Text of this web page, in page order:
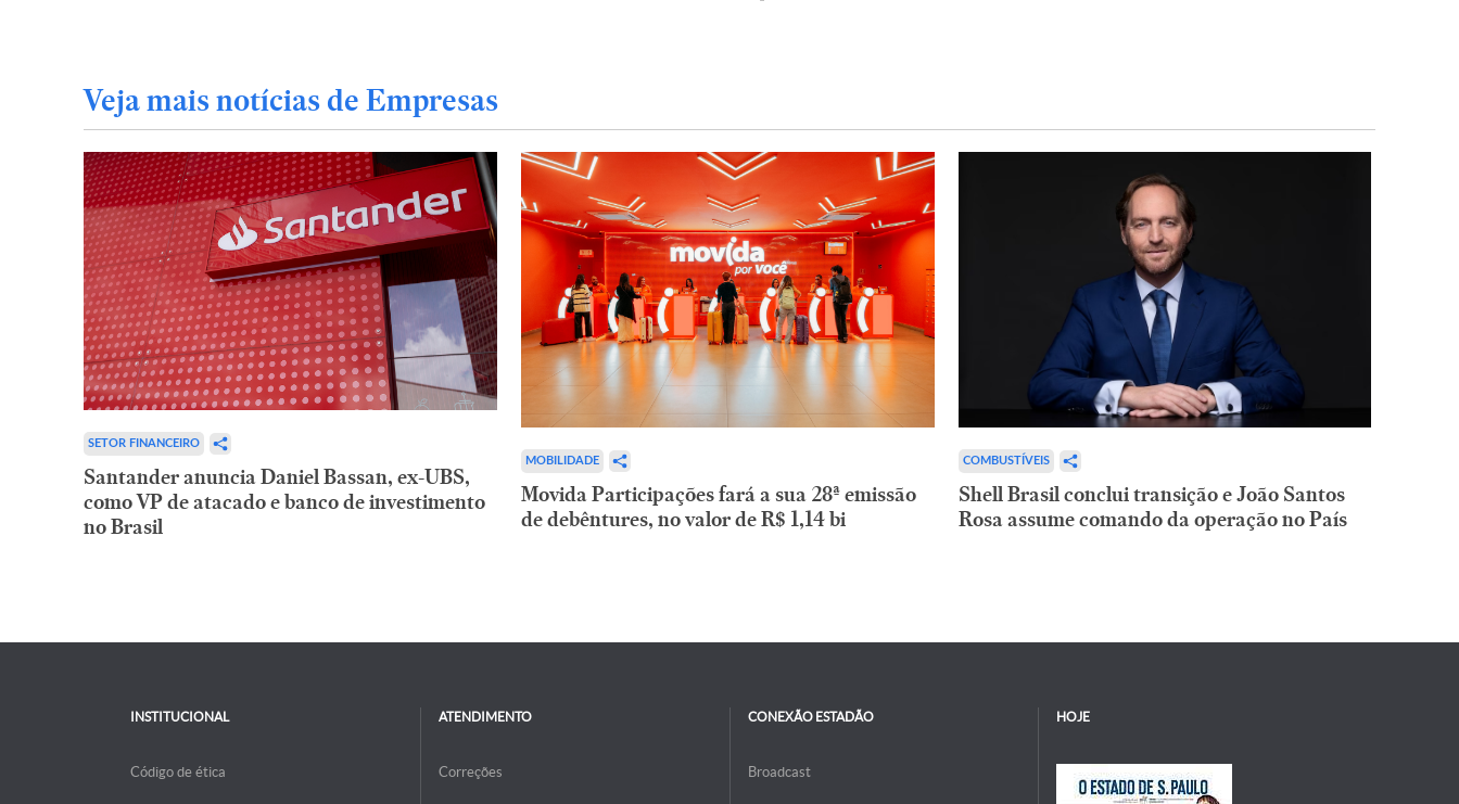
Veja mais notícias de Empresas
SETOR FINANCEIRO
Santander anuncia Daniel Bassan, ex-UBS,
como VP de atacado e banco de investimento
no Brasil
MOBILIDADE
Movida Participações fará a sua 28ª emissão
de debêntures, no valor de R$ 1,14 bi
COMBUSTÍVEIS
Shell Brasil conclui transição e João Santos
Rosa assume comando da operação no País
INSTITUCIONAL
Código de ética
ATENDIMENTO
Correções
CONEXÃO ESTADÃO
Broadcast
HOJE